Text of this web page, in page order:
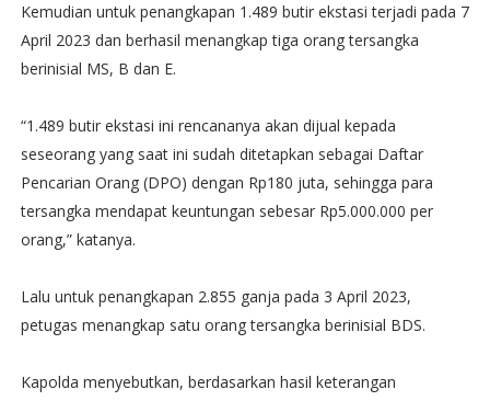
Kemudian untuk penangkapan 1.489 butir ekstasi terjadi pada 7
April 2023 dan berhasil menangkap tiga orang tersangka
berinisial MS, B dan E.
“1.489 butir ekstasi ini rencananya akan dijual kepada
seseorang yang saat ini sudah ditetapkan sebagai Daftar
Pencarian Orang (DPO) dengan Rp180 juta, sehingga para
tersangka mendapat keuntungan sebesar Rp5.000.000 per
orang,” katanya.
Lalu untuk penangkapan 2.855 ganja pada 3 April 2023,
petugas menangkap satu orang tersangka berinisial BDS.
Kapolda menyebutkan, berdasarkan hasil keterangan